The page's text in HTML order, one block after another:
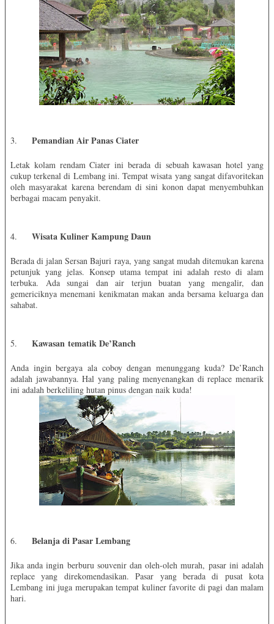
3. Pemandian Air Panas Ciater
Letak kolam rendam Ciater ini berada di sebuah kawasan hotel yang
cukup terkenal di Lembang ini. Tempat wisata yang sangat difavoritekan
oleh masyarakat karena berendam di sini konon dapat menyembuhkan
berbagai macam penyakit.
4. Wisata Kuliner Kampung Daun
Berada di jalan Sersan Bajuri raya, yang sangat mudah ditemukan karena
petunjuk yang jelas. Konsep utama tempat ini adalah resto di alam
terbuka. Ada sungai dan air terjun buatan yang mengalir, dan
gemericiknya menemani kenikmatan makan anda bersama keluarga dan
sahabat.
5. Kawasan tematik De’Ranch
Anda ingin bergaya ala coboy dengan menunggang kuda? De’Ranch
adalah jawabannya. Hal yang paling menyenangkan di replace menarik
ini adalah berkeliling hutan pinus dengan naik kuda!
6. Belanja di Pasar Lembang
Jika anda ingin berburu souvenir dan oleh-oleh murah, pasar ini adalah
replace yang direkomendasikan. Pasar yang berada di pusat kota
Lembang ini juga merupakan tempat kuliner favorite di pagi dan malam
hari.